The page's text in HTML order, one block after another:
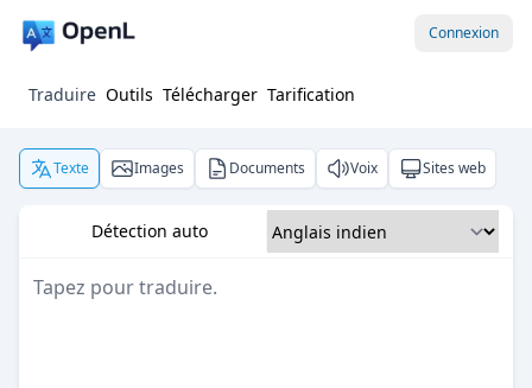
Connexion
Traduire Outils Télécharger Tarification
Texte Images Documents Voix Sites web
Détection auto